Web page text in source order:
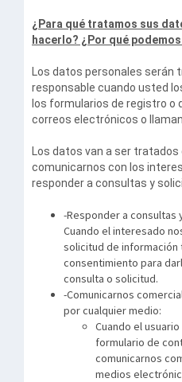
¿Para qué tratamos sus
hacerlo? ¿Por qué
Los datos personales serán
responsable cuando usted
los formularios de registro o
correos electrónicos o
Los datos van a ser tratados
comunicarnos con los
responder a consultas y
-Responder a consultas
Cuando el interesado
solicitud de información
consentimiento para
consulta o solicitud.
-Comunicarnos
por cualquier medio:
Cuando el
formulario de
comunicarnos
medios